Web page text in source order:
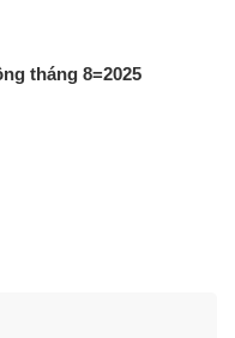
tháng 8=2025